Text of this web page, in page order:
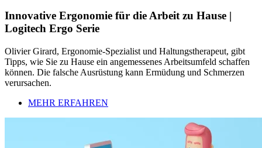
Innovative Ergonomie für die Arbeit zu Hause |
Logitech Ergo Serie
Olivier Girard, Ergonomie-Spezialist und Haltungstherapeut, gibt
Tipps, wie Sie zu Hause ein angemessenes Arbeitsumfeld schaffen
können. Die falsche Ausrüstung kann Ermüdung und Schmerzen
verursachen.
MEHR ERFAHREN